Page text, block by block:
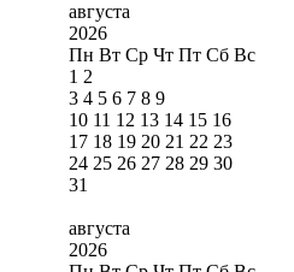
августа
2026
Пн Вт Ср Чт Пт Сб Вс
1 2
3 4 5 6 7 8 9
10 11 12 13 14 15 16
17 18 19 20 21 22 23
24 25 26 27 28 29 30
31
августа
2026